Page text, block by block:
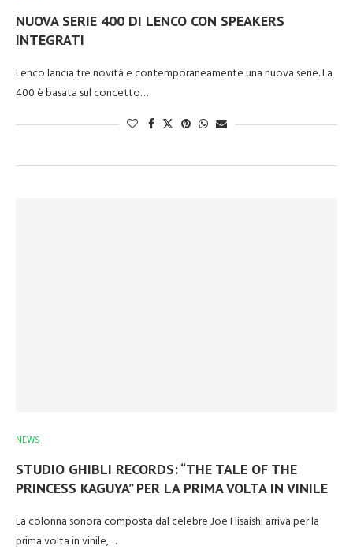
NUOVA SERIE 400 DI LENCO CON SPEAKERS
INTEGRATI
Lenco lancia tre novità e contemporaneamente una nuova serie. La
400 è basata sul concetto…
NEWS
STUDIO GHIBLI RECORDS: “THE TALE OF THE
PRINCESS KAGUYA” PER LA PRIMA VOLTA IN VINILE
La colonna sonora composta dal celebre Joe Hisaishi arriva per la
prima volta in vinile,…